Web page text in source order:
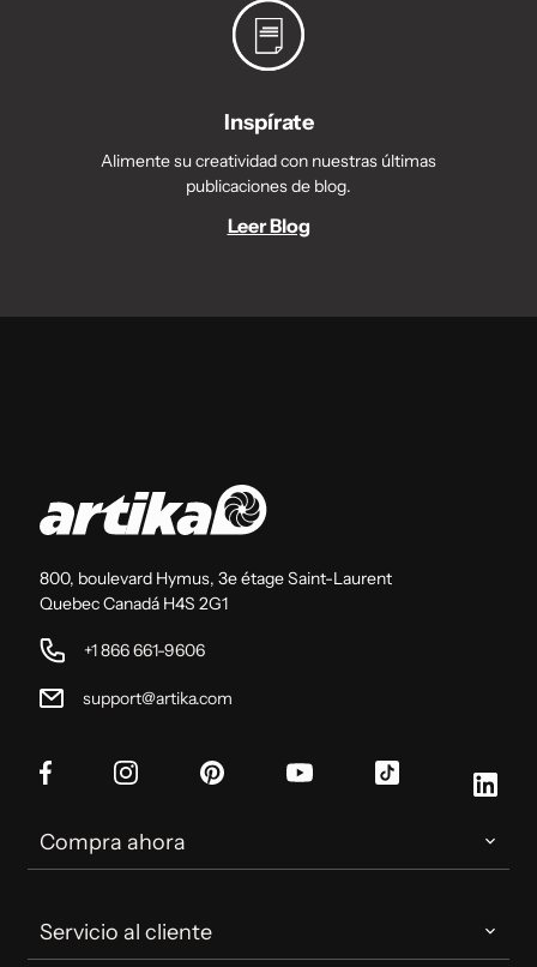
Inspírate
Alimente su creatividad con nuestras últimas
publicaciones de blog.
Leer Blog
800, boulevard Hymus, 3e étage Saint-Laurent
Quebec Canadá H4S 2G1
+1 866 661-9606
support@artika.com
FacebookInstagramPinterest YouTube
Compra ahora
Servicio al cliente